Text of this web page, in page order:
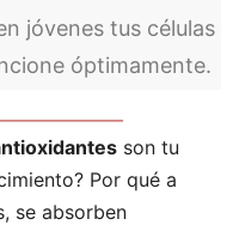
jóvenes tus células
óptimamente.
son tu
Por qué a
se absorben